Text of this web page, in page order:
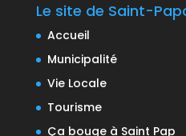
Le site de Saint-
Accueil
Municipalité
Vie Locale
Tourisme
Ça bouge à Saint Pap